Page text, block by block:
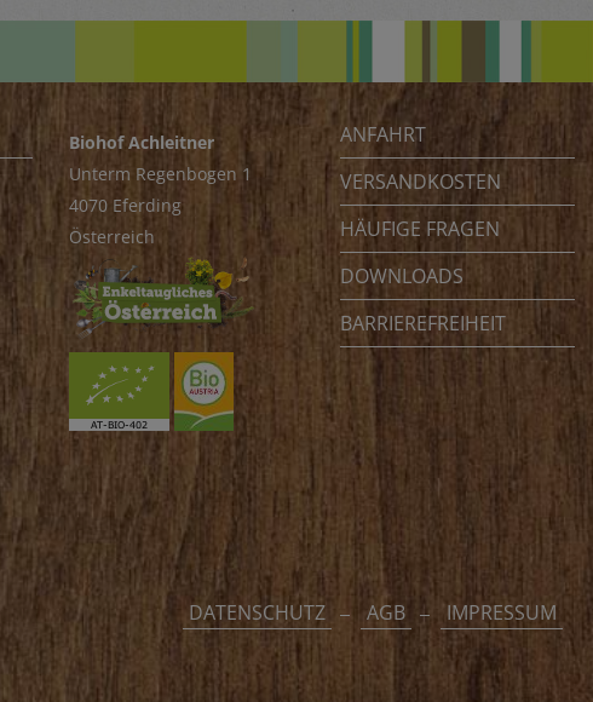
Biohof Achleitner
Unterm Regenbogen 1
4070 Eferding
Österreich
ANFAHRT
VERSANDKOSTEN
HÄUFIGE FRAGEN
DOWNLOADS
BARRIEREFREIHEIT
DATENSCHUTZ AGB IMPRESSUM